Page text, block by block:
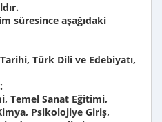
süresince aşağıdaki
Türk Dili ve Edebiyatı,
Temel Sanat Eğitimi,
Psikolojiye Giriş,